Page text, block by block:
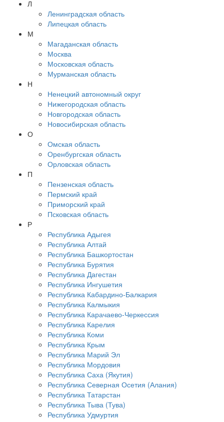
Л
Ленинградская область
Липецкая область
М
Магаданская область
Москва
Московская область
Мурманская область
Н
Ненецкий автономный округ
Нижегородская область
Новгородская область
Новосибирская область
О
Омская область
Оренбургская область
Орловская область
П
Пензенская область
Пермский край
Приморский край
Псковская область
Р
Республика Адыгея
Республика Алтай
Республика Башкортостан
Республика Бурятия
Республика Дагестан
Республика Ингушетия
Республика Кабардино-Балкария
Республика Калмыкия
Республика Карачаево-Черкессия
Республика Карелия
Республика Коми
Республика Крым
Республика Марий Эл
Республика Мордовия
Республика Саха (Якутия)
Республика Северная Осетия (Алания)
Республика Татарстан
Республика Тыва (Тува)
Республика Удмуртия